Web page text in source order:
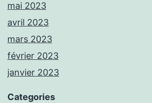
mai 2023
avril 2023
mars 2023
février 2023
janvier 2023
Categories